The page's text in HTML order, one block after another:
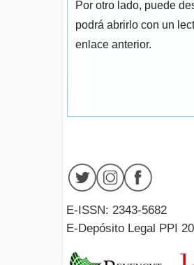
Por otro lado, puede
podrá abrirlo con un
enlace anterior.
E-ISSN: 2343-5682
E-Depósito Legal PPI